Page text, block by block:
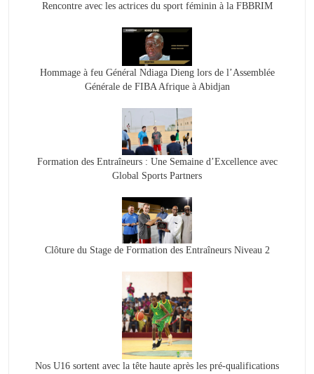
Rencontre avec les actrices du sport féminin à la FBBRIM
Hommage à feu Général Ndiaga Dieng lors de l’Assemblée
Générale de FIBA Afrique à Abidjan
Formation des Entraîneurs : Une Semaine d’Excellence avec
Global Sports Partners
Clôture du Stage de Formation des Entraîneurs Niveau 2
Nos U16 sortent avec la tête haute après les pré-qualifications